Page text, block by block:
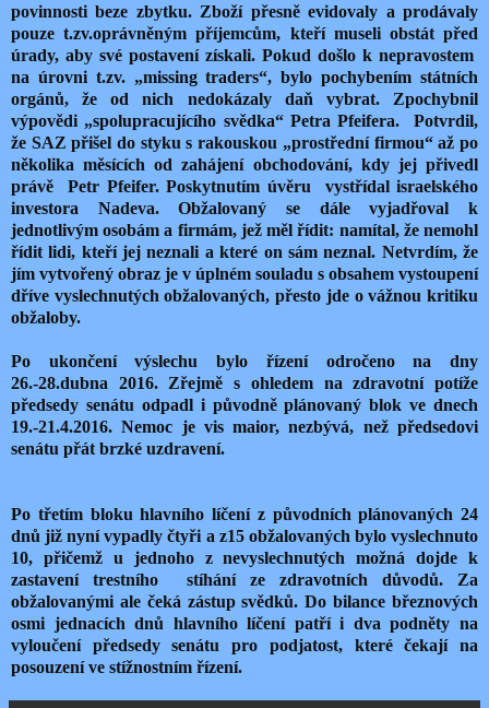
povinnosti beze zbytku. Zboží přesně evidovaly a prodávaly
pouze t.zv.oprávněným příjemcům, kteří museli obstát před
úrady, aby své postavení získali. Pokud došlo k nepravostem
na úrovni t.zv. „missing traders“, bylo pochybením státních
orgánů, že od nich nedokázaly daň vybrat. Zpochybnil
výpovědi „spolupracujícího svědka“ Petra Pfeifera. Potvrdil,
že SAZ přišel do styku s rakouskou „prostřední firmou“ až po
několika měsících od zahájení obchodování, kdy jej přivedl
právě Petr Pfeifer. Poskytnutím úvěru vystřídal israelského
investora Nadeva. Obžalovaný se dále vyjadřoval k
jednotlivým osobám a firmám, jež měl řídit: namítal, že nemohl
řídit lidi, kteří jej neznali a které on sám neznal. Netvrdím, že
jím vytvořený obraz je v úplném souladu s obsahem vystoupení
dříve vyslechnutých obžalovaných, přesto jde o vážnou kritiku
obžaloby.
Po ukončení výslechu bylo řízení odročeno na dny
26.-28.dubna 2016. Zřejmě s ohledem na zdravotní potíže
předsedy senátu odpadl i původně plánovaný blok ve dnech
19.-21.4.2016. Nemoc je vis maior, nezbývá, než předsedovi
senátu přát brzké uzdravení.
Po třetím bloku hlavního líčení z původních plánovaných 24
dnů již nyní vypadly čtyři a z15 obžalovaných bylo vyslechnuto
10, přičemž u jednoho z nevyslechnutých možná dojde k
zastavení trestního stíhání ze zdravotních důvodů. Za
obžalovanými ale čeká zástup svědků. Do bilance březnových
osmi jednacích dnů hlavního líčení patří i dva podněty na
vyloučení předsedy senátu pro podjatost, které čekají na
posouzení ve stížnostním řízení.